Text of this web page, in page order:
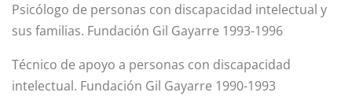
Psicólogo de personas con discapacidad intelectual y
sus familias. Fundación Gil Gayarre 1993-1996
Técnico de apoyo a personas con discapacidad
intelectual. Fundación Gil Gayarre 1990-1993